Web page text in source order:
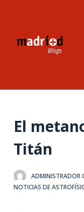
a
n
n
El
Titán
ADMINISTRADOR
NOTICIAS DE